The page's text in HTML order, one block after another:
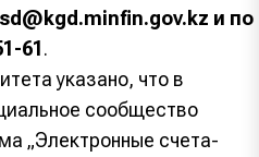
и по
61.
указано, что в
сообщество
„Электронные счета-